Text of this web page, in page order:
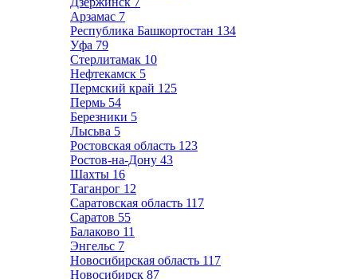
Арзамас 7
Республика Башкортостан 134
Уфа 79
Стерлитамак 10
Нефтекамск 5
Пермский край 125
Пермь 54
Березники 5
Лысьва 5
Ростовская область 123
Ростов-на-Дону 43
Шахты 16
Таганрог 12
Саратовская область 117
Саратов 55
Балаково 11
Энгельс 7
Новосибирская область 117
Новосибирск 87